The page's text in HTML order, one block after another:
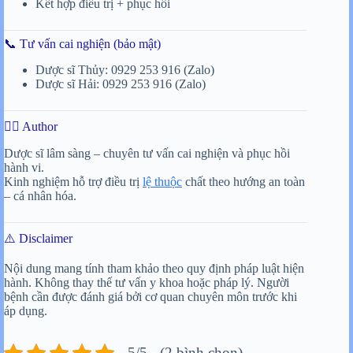
Kết hợp điều trị + phục hồi
📞 Tư vấn cai nghiện (bảo mật)
Dược sĩ Thủy: 0929 253 916 (Zalo)
Dược sĩ Hải: 0929 253 916 (Zalo)
👨‍⚕️ Author
Dược sĩ lâm sàng – chuyên tư vấn cai nghiện và phục hồi
hành vi.
Kinh nghiệm hỗ trợ điều trị lệ thuộc chất theo hướng an toàn
– cá nhân hóa.
⚠️ Disclaimer
Nội dung mang tính tham khảo theo quy định pháp luật hiện
hành. Không thay thế tư vấn y khoa hoặc pháp lý. Người
bệnh cần được đánh giá bởi cơ quan chuyên môn trước khi
áp dụng.